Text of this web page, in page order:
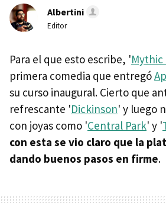
Albertini
Editor
Para el que esto escribe, 'Mythic
primera comedia que entregó
su curso inaugural. Cierto que
refrescante 'Dickinson' y luego
con joyas como 'Central Park' y '
con esta se vio claro que la
dando buenos pasos en firme.